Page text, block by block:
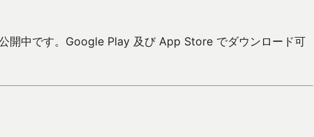
開中です。Google Play 及び App Store でダウンロード可